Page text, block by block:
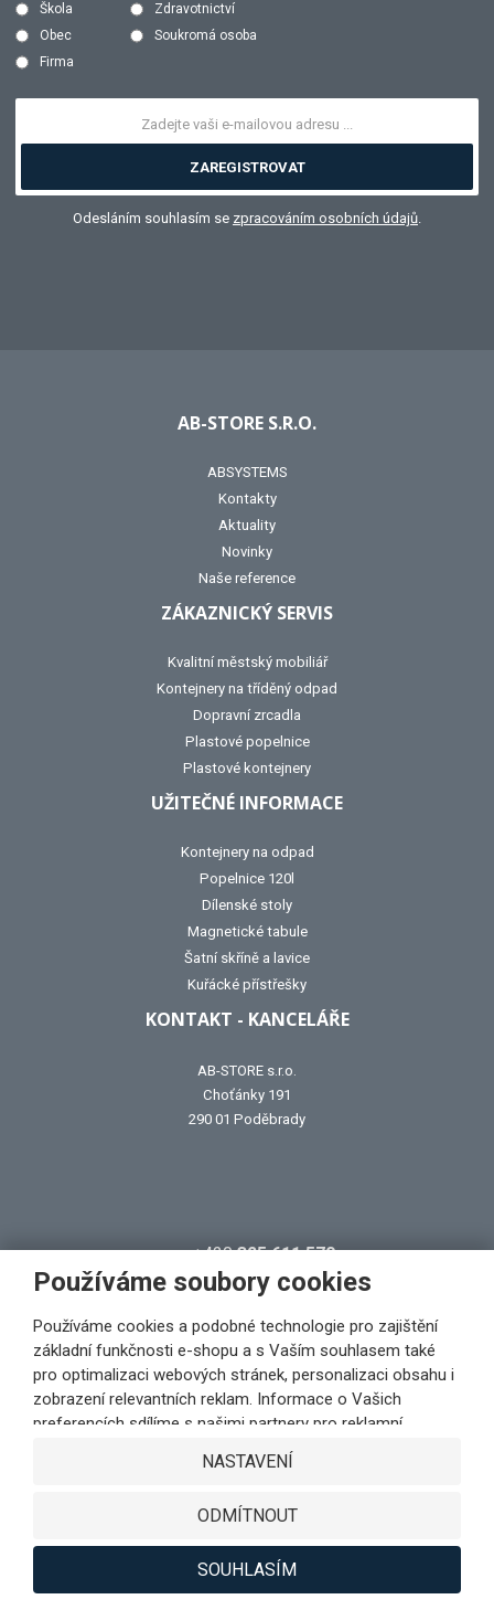
Používáme soubory cookies
Používáme cookies a podobné technologie pro zajištění
základní funkčnosti e-shopu a s Vaším souhlasem také
pro optimalizaci webových stránek, personalizaci obsahu i
zobrazení relevantních reklam. Informace o Vašich
preferencích sdílíme s našimi partnery pro reklamní,
sociální sítě i podrobné analýzy pouze s Vaším souhlasem.
Partneři mohou tyto údaje v rámci personalizace reklamy
využívání jejich služeb. Kliknutím na tlačítko SOUHLASÍM
vyjádříte Váš souhlas s ukládáním cookies k výkonovým,
funkčním a marketingovým účelům a s předáváním údajů o
chování na webu v rámci cílení reklamy na sociálních a
NASTAVENÍ
ODMÍTNOUT
SOUHLASÍM
Škola
Zdravotnictví
Obec
Soukromá osoba
Firma
ZAREGISTROVAT
Odesláním souhlasím se zpracováním osobních údajů.
AB-STORE S.R.O.
ABSYSTEMS
Kontakty
Aktuality
Novinky
Naše reference
ZÁKAZNICKÝ SERVIS
Kvalitní městský mobiliář
Kontejnery na tříděný odpad
Dopravní zrcadla
Plastové popelnice
Plastové kontejnery
UŽITEČNÉ INFORMACE
Kontejnery na odpad
Popelnice 120l
Dílenské stoly
Magnetické tabule
Šatní skříně a lavice
Kuřácké přístřešky
KONTAKT - KANCELÁŘE
AB-STORE s.r.o.
Choťánky 191
290 01 Poděbrady
+420325 611 570
info@abstore.cz
VŠECHNY KONTAKTY